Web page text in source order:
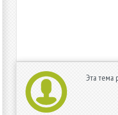
Эта тема